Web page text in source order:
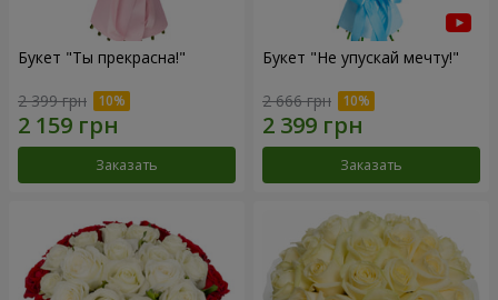
Букет "Ты прекрасна!"
2 399 грн
Заказать
Букет "Не упускай мечту!"
2 666 грн
Заказать